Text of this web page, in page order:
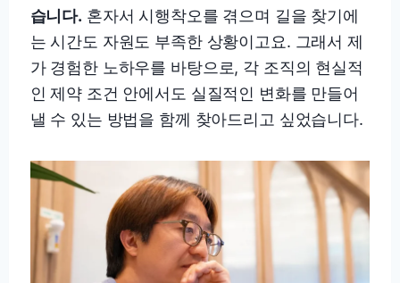
습니다. 혼자서 시행착오를 겪으며 길을 찾기에
는 시간도 자원도 부족한 상황이고요. 그래서 제
가 경험한 노하우를 바탕으로, 각 조직의 현실적
인 제약 조건 안에서도 실질적인 변화를 만들어
낼 수 있는 방법을 함께 찾아드리고 싶었습니다.